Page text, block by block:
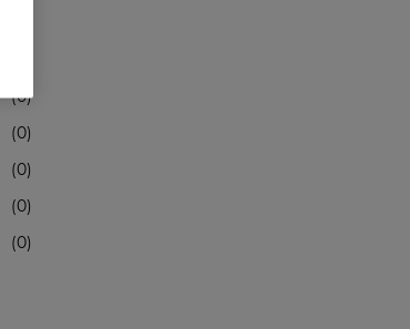
0
0
0
0
0